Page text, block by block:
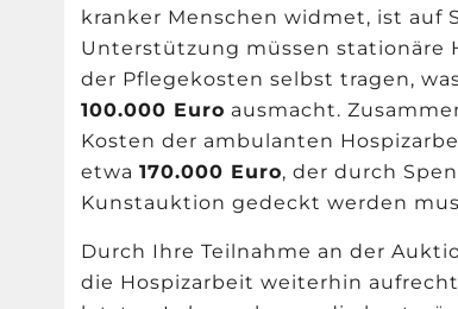
kranker Menschen widmet, ist auf
Unterstützung müssen stationäre
der Pflegekosten selbst tragen,
100.000 Euro ausmacht.
Kosten der ambulanten
etwa170.000 Euro, der durch
Kunstauktion gedeckt werden
Durch Ihre Teilnahme an der
die Hospizarbeit weiterhin